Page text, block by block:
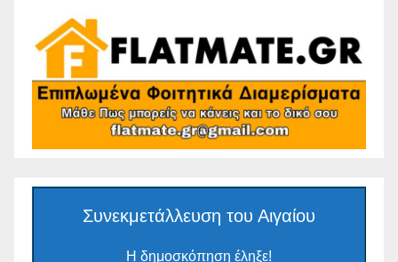
Συνεκμετάλλευση του Αιγαίου
Η δημοσκόπηση έληξε!